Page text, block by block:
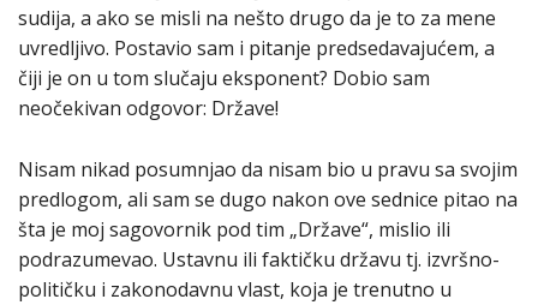
sudija, a ako se misli na nešto drugo da je to za mene
uvredljivo. Postavio sam i pitanje predsedavajućem, a
čiji je on u tom slučaju eksponent? Dobio sam
neočekivan odgovor: Države!
Nisam nikad posumnjao da nisam bio u pravu sa svojim
predlogom, ali sam se dugo nakon ove sednice pitao na
šta je moj sagovornik pod tim „Države“, mislio ili
podrazumevao. Ustavnu ili faktičku državu tj. izvršno-
političku i zakonodavnu vlast, koja je trenutno u